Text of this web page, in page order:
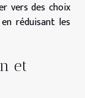
vers des choix
réduisant les
et